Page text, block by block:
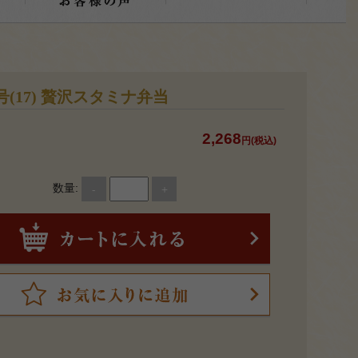
(17) 贅沢スタミナ弁当
2,268 円(税込)
数量: - +